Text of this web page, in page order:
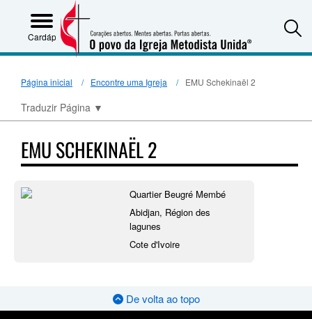
Cardápio
Página inicial Encontre uma Igreja EMU Schekinaël 2
Traduzir Página ▼
EMU SCHEKINAËL 2
Quartier Beugré Membé
Abidjan, Région des
lagunes
Cote d'Ivoire
De volta ao topo